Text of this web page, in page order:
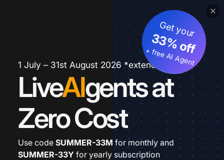
1 July – 31st August 2026 *extended
LiveAIgents at
Zero Cost
Get your
33% off
+ free AI Agent
Use code SUMMER-33M for monthly and
SUMMER-33Y for yearly subscription